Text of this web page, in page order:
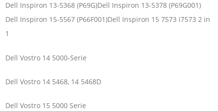
Dell Inspiron 13-5368 (P69G)Dell Inspiron 13-5378 (P69G001)
Dell Inspiron 15-5567 (P66F001)Dell Inspiron 15 7573 i7573 2 in
1
Dell Vostro 14 5000-Serie
Dell Vostro 14 5468, 14 5468D
Dell Vostro 15 5000 Serie